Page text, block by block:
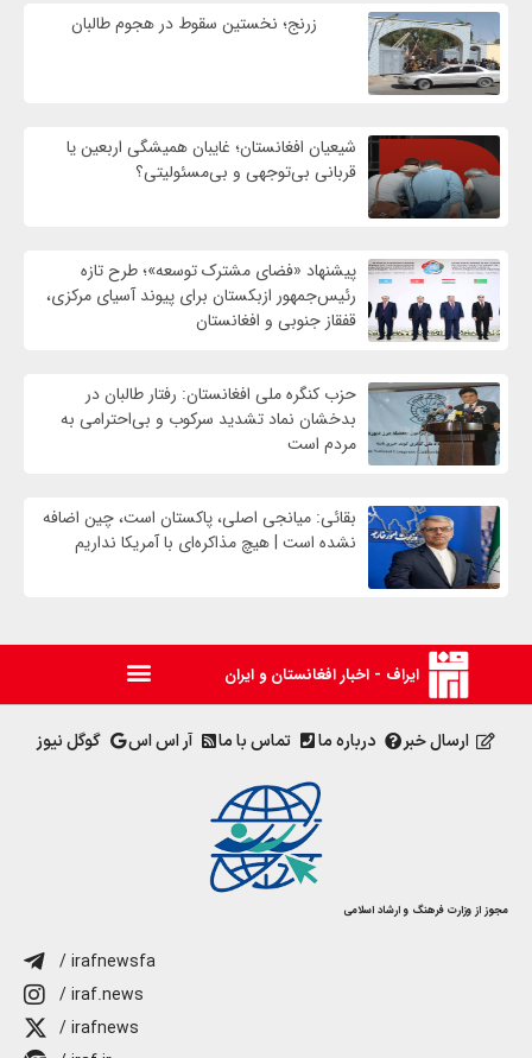
زرنج؛ نخستین سقوط در هجوم طالبان
شیعیان افغانستان؛ غایبان همیشگی اربعین یا
قربانی بی‌توجهی و بی‌مسئولیتی؟
پیشنهاد «فضای مشترک توسعه»؛ طرح تازه
رئیس‌جمهور ازبکستان برای پیوند آسیای مرکزی،
قفقاز جنوبی و افغانستان
حزب کنگره ملی افغانستان: رفتار طالبان در
بدخشان نماد تشدید سرکوب و بی‌احترامی به
مردم است
بقائی: میانجی اصلی، پاکستان است، چین اضافه
نشده است | هیچ مذاکره‌ای با آمریکا نداریم
ایراف - اخبار افغانستان و ایران
ارسال خبر درباره ما تماس با ما آر اس اس گوگل نیوز
مجوز از وزارت فرهنگ و ارشاد اسلامی
/ irafnewsfa
/ iraf.news
/ irafnews